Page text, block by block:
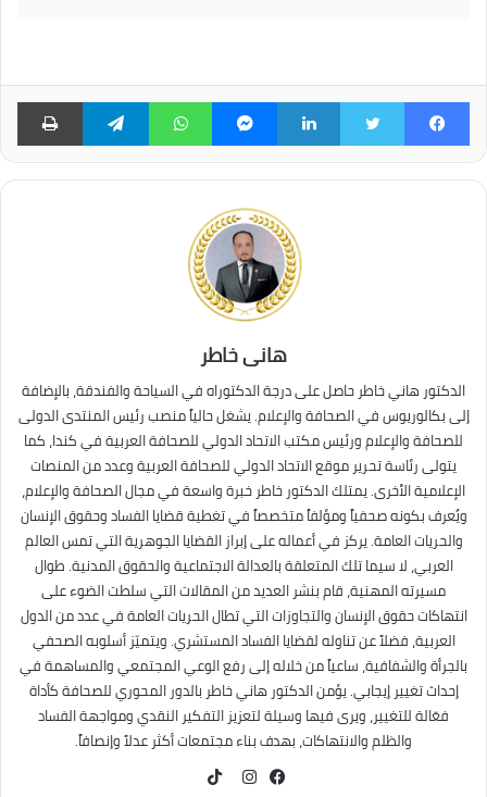
فيسبوك لينكدإن ماسنجر واتساب تيلقرام
هانى خاطر
الدكتور هاني خاطر حاصل على درجة الدكتوراه في السياحة والفندقة، بالإضافة
إلى بكالوريوس في الصحافة والإعلام. يشغل حالياً منصب رئيس المنتدى الدولى
للصحافة والإعلام ورئيس مكتب الاتحاد الدولي للصحافة العربية في كندا، كما
يتولى رئاسة تحرير موقع الاتحاد الدولي للصحافة العربية وعدد من المنصات
الإعلامية الأخرى. يمتلك الدكتور خاطر خبرة واسعة في مجال الصحافة والإعلام،
ويُعرف بكونه صحفياً ومؤلفاً متخصصاً في تغطية قضايا الفساد وحقوق الإنسان
والحريات العامة. يركز في أعماله على إبراز القضايا الجوهرية التي تمس العالم
العربي، لا سيما تلك المتعلقة بالعدالة الاجتماعية والحقوق المدنية. طوال
مسيرته المهنية، قام بنشر العديد من المقالات التي سلطت الضوء على
انتهاكات حقوق الإنسان والتجاوزات التي تطال الحريات العامة في عدد من الدول
العربية، فضلاً عن تناوله لقضايا الفساد المستشري. ويتميّز أسلوبه الصحفي
بالجرأة والشفافية، ساعياً من خلاله إلى رفع الوعي المجتمعي والمساهمة في
إحداث تغيير إيجابي. يؤمن الدكتور هاني خاطر بالدور المحوري للصحافة كأداة
فعّالة للتغيير، ويرى فيها وسيلة لتعزيز التفكير النقدي ومواجهة الفساد
والظلم والانتهاكات، بهدف بناء مجتمعات أكثر عدلاً وإنصافاً.